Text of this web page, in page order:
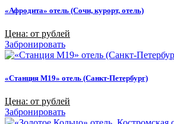
«Афродита» отель (Сочи, курорт, отель)
Цена: от рублей
Забронировать
«Станция M19» отель (Санкт-Петербург)
Цена: от рублей
Забронировать